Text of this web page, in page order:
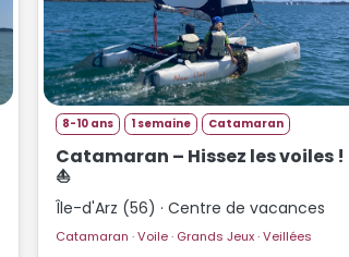
8-10 ans 1 semaine Catamaran
Catamaran – Hissez les voiles !
⛵
Île-d'Arz (56) · Centre de vacances
Catamaran · Voile · Grands Jeux · Veillées